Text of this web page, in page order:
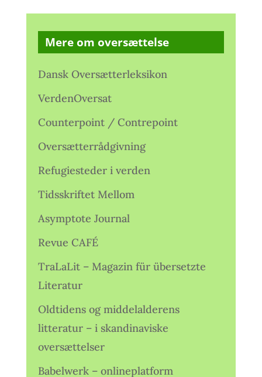
Mere om oversættelse
Dansk Oversætterleksikon
VerdenOversat
Counterpoint / Contrepoint
Oversætterrådgivning
Refugiesteder i verden
Tidsskriftet Mellom
Asymptote Journal
Revue CAFÉ
TraLaLit – Magazin für übersetzte
Literatur
Oldtidens og middelalderens
litteratur – i skandinaviske
oversættelser
Babelwerk – onlineplatform